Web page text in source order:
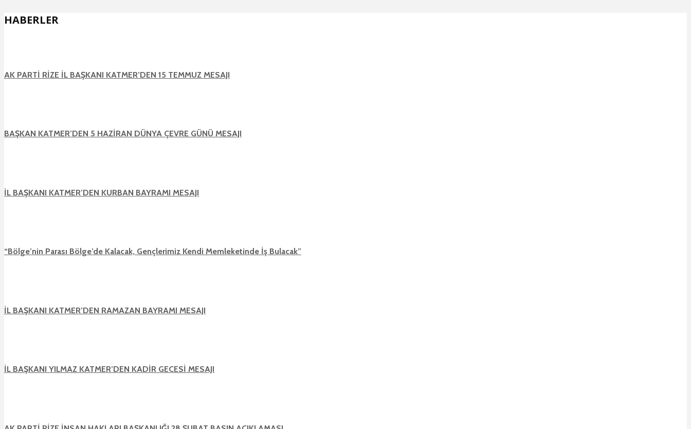
HABERLER
AK PARTİ RİZE İL BAŞKANI KATMER’DEN 15 TEMMUZ MESAJI
BAŞKAN KATMER’DEN 5 HAZİRAN DÜNYA ÇEVRE GÜNÜ MESAJI
İL BAŞKANI KATMER’DEN KURBAN BAYRAMI MESAJI
“Bölge’nin Parası Bölge’de Kalacak, Gençlerimiz Kendi Memleketinde İş Bulacak”
İL BAŞKANI KATMER’DEN RAMAZAN BAYRAMI MESAJI
İL BAŞKANI YILMAZ KATMER’DEN KADİR GECESİ MESAJI